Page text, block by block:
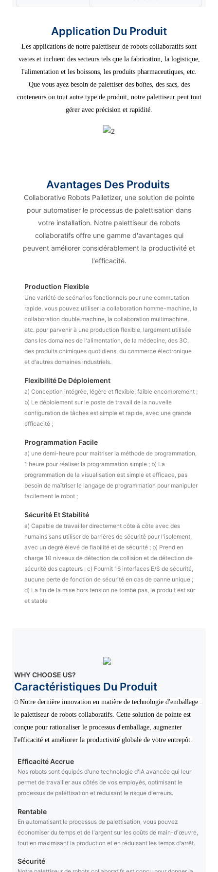
Application Du Produit
Les applications de notre palettiseur de robots collaboratifs sont
vastes et incluent des secteurs tels que la fabrication, la logistique,
l'alimentation et les boissons, les produits pharmaceutiques, etc.
Que vous ayez besoin de palettiser des boîtes, des sacs, des
conteneurs ou tout autre type de produit, notre palettiseur peut tout
gérer avec précision et rapidité.
Avantages Des Produits
Collaborative Robots Palletizer, une solution de pointe
pour automatiser le processus de palettisation dans
votre installation. Notre palettiseur de robots
collaboratifs offre une gamme d'avantages qui
peuvent améliorer considérablement la productivité et
l'efficacité.
Production Flexible
Une variété de scénarios fonctionnels pour une commutation
rapide, vous pouvez utiliser la collaboration homme-machine, la
collaboration double machine, la collaboration multimachine,
etc. pour parvenir à une production flexible, largement utilisée
dans les domaines de l'alimentation, de la médecine, des 3C,
des produits chimiques quotidiens, du commerce électronique
et d'autres domaines industriels.
Flexibilité De Déploiement
a) Conception intégrée, légère et flexible, faible encombrement ;
b) Le déploiement sur le poste de travail de la nouvelle
configuration de tâches est simple et rapide, avec une grande
efficacité ;
Programmation Facile
a) une demi-heure pour maîtriser la méthode de programmation,
1 heure pour réaliser la programmation simple ; b) La
programmation de la visualisation est simple et efficace, pas
besoin de maîtriser le langage de programmation pour manipuler
facilement le robot ;
Sécurité Et Stabilité
a) Capable de travailler directement côte à côte avec des
humains sans utiliser de barrières de sécurité pour l'isolement,
avec un degré élevé de fiabilité et de sécurité ; b) Prend en
charge 10 niveaux de détection de collision et de détection de
sécurité des capteurs ; c) Fournit 16 interfaces E/S de sécurité,
aucune perte de fonction de sécurité en cas de panne unique ;
d) La fin de la mise hors tension ne tombe pas, le produit est sûr
et stable
WHY CHOOSE US?
Caractéristiques Du Produit
O Notre dernière innovation en matière de technologie d'emballage :
le palettiseur de robots collaboratifs. Cette solution de pointe est
conçue pour rationaliser le processus d'emballage, augmenter
l'efficacité et améliorer la productivité globale de votre entrepôt.
Efficacité Accrue
Nos robots sont équipés d'une technologie d'IA avancée qui leur
permet de travailler aux côtés de vos employés, optimisant le
processus de palettisation et réduisant le risque d'erreurs.
Rentable
En automatisant le processus de palettisation, vous pouvez
économiser du temps et de l'argent sur les coûts de main-d'œuvre,
tout en maximisant la production et en réduisant les temps d'arrêt.
Sécurité